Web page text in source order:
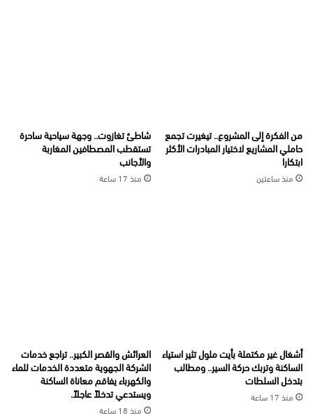
من الفكرة إلى المشروع.. تيغيرت تجمع
حاملي المشاريع لاختيار المبادرات الأكثر
ابتكارا
منذ ساعتين
شاطئ تغازوت.. وجهة سياحية ساحرة
تستقطب المصطافين المغاربة
والأجانب
منذ 17 ساعة
أشغال غير مكتملة بأيت ملول تثير استياء
الساكنة وتربك حركة السير.. ومطالب
بتدخل السلطات
منذ 17 ساعة
العرائش والقصر الكبير.. تراجع خدمات
الشركة الجهوية متعددة الخدمات للماء
والكهرباء يفاقم معاناة الساكنة
ويستدعي تدخلاً عاجلاً.
منذ 18 ساعة